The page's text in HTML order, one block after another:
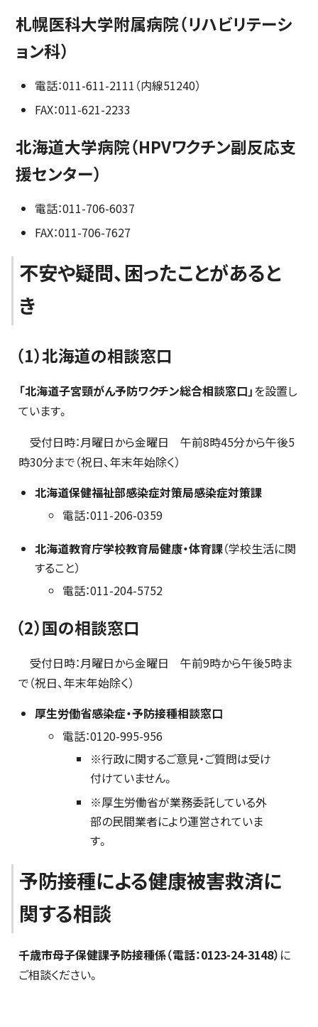
札幌医科大学附属病院（リハビリテーシ
ョン科）
電話：011-611-2111（内線51240）
FAX：011-621-2233
北海道大学病院（HPVワクチン副反応支
援センター）
電話：011-706-6037
FAX：011-706-7627
不安や疑問、困ったことがあると
き
（1）北海道の相談窓口
「北海道子宮頸がん予防ワクチン総合相談窓口」を設置し
ています。
受付日時：月曜日から金曜日 午前8時45分から午後5
時30分まで（祝日、年末年始除く）
北海道保健福祉部感染症対策局感染症対策課
電話：011-206-0359
北海道教育庁学校教育局健康・体育課（学校生活に関
すること）
電話：011-204-5752
（2）国の相談窓口
受付日時：月曜日から金曜日 午前9時から午後5時ま
で（祝日、年末年始除く）
厚生労働省感染症・予防接種相談窓口
電話：0120-995-956
※行政に関するご意見・ご質問は受け
付けていません。
※厚生労働省が業務委託している外
部の民間業者により運営されていま
す。
予防接種による健康被害救済に
関する相談
千歳市母子保健課予防接種係（電話：0123-24-3148） に
ご相談ください。